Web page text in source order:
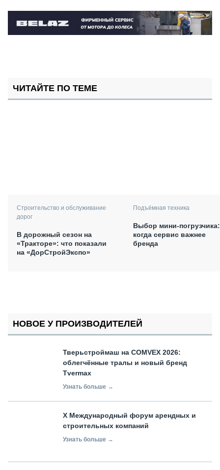
ЧИТАЙТЕ ПО ТЕМЕ
Строительство и обслуживание
дорог
В дорожный сезон на
«Тракторе»: что показали
на «ДорСтройЭкспо»
Подъёмная техника
Выбор мини-погрузчика:
когда сервис важнее
бренда
НОВОЕ У ПРОИЗВОДИТЕЛЕЙ
Тверьстроймаш на COMVEX 2026:
облегчённые тралы и новый бренд
Tvermax
Узнать больше →
X Международный форум арендных и
строительных компаний
Узнать больше →